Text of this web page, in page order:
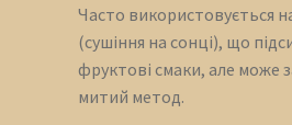
Часто використовується
(сушіння на сонці), що
фруктові смаки, але може
митий метод.